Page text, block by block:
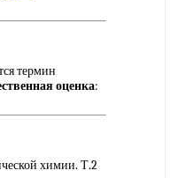
термин
оценка:
химии. Т.2